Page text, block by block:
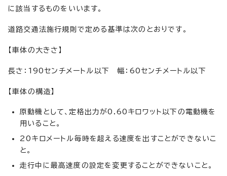
に該当するものをいいます。
道路交通法施行規則で定める基準は次のとおりです。
【車体の大きさ】
長さ：190センチメートル以下 幅：60センチメートル以下
【車体の構造】
原動機として、定格出力が0.60キロワット以下の電動機を
用いること。
20キロメートル毎時を超える速度を出すことができないこ
と。
走行中に最高速度の設定を変更することができないこと。